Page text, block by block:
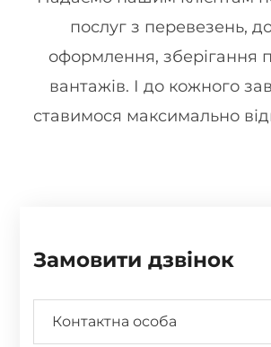
послуг з перевезень,
оформлення, зберігання
вантажів. І до кожного
ставимося максимально
Замовити дзвінок